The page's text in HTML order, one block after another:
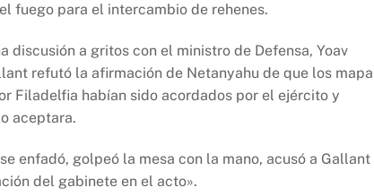
fuego para el intercambio de rehenes.
discusión a gritos con el ministro de Defensa, Yoav
refutó la afirmación de Netanyahu de que los
Filadelfia habían sido acordados por el ejército y
aceptara.
enfadó, golpeó la mesa con la mano, acusó a Gallant
del gabinete en el acto».